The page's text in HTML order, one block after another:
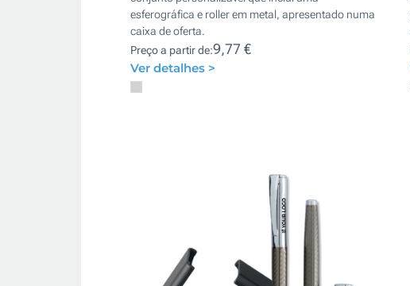
esferográfica e roller em metal, apresentado numa
caixa de oferta.
Preço a partir de:9,77 €
Ver detalhes >